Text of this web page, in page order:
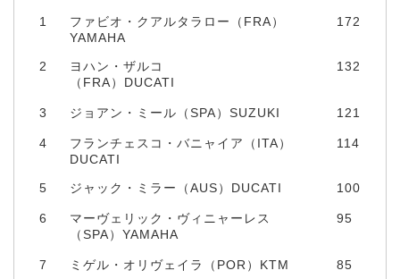
1
ファビオ・クアルタラロー（FRA）
YAMAHA
172
2
ヨハン・ザルコ
（FRA）DUCATI
132
3 ジョアン・ミール（SPA）SUZUKI 121
4
フランチェスコ・バニャイア（ITA）
DUCATI
114
5 ジャック・ミラー（AUS）DUCATI 100
6
マーヴェリック・ヴィニャーレス
（SPA）YAMAHA
95
7 ミゲル・オリヴェイラ（POR）KTM 85